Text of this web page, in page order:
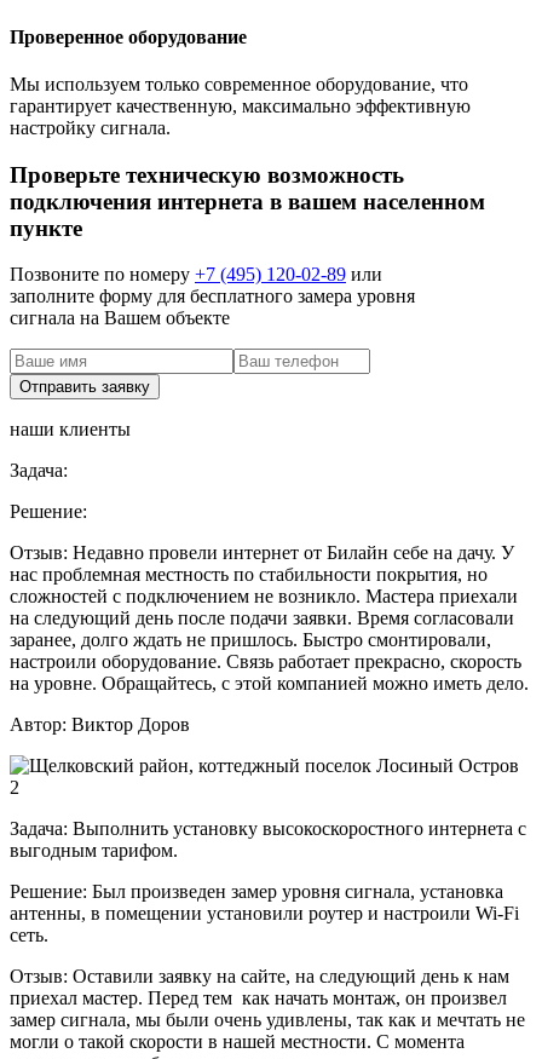
Проверенное оборудование
Мы используем только современное оборудование, что
гарантирует качественную, максимально эффективную
настройку сигнала.
Проверьте техническую возможность
подключения интернета в вашем населенном
пункте
Позвоните по номеру +7 (495) 120-02-89 или
заполните форму для бесплатного замера уровня
сигнала на Вашем объекте
наши клиенты
Задача:
Решение:
Отзыв: Недавно провели интернет от Билайн себе на дачу. У
нас проблемная местность по стабильности покрытия, но
сложностей с подключением не возникло. Мастера приехали
на следующий день после подачи заявки. Время согласовали
заранее, долго ждать не пришлось. Быстро смонтировали,
настроили оборудование. Связь работает прекрасно, скорость
на уровне. Обращайтесь, с этой компанией можно иметь дело.
Автор: Виктор Доров
Задача: Выполнить установку высокоскоростного интернета с
выгодным тарифом.
Решение: Был произведен замер уровня сигнала, установка
антенны, в помещении установили роутер и настроили Wi-Fi
сеть.
Отзыв: Оставили заявку на сайте, на следующий день к нам
приехал мастер. Перед тем как начать монтаж, он произвел
замер сигнала, мы были очень удивлены, так как и мечтать не
могли о такой скорости в нашей местности. С момента